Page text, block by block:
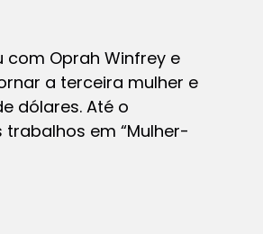
com Oprah Winfrey e
a terceira mulher e
dólares. Até o
em “Mulher-